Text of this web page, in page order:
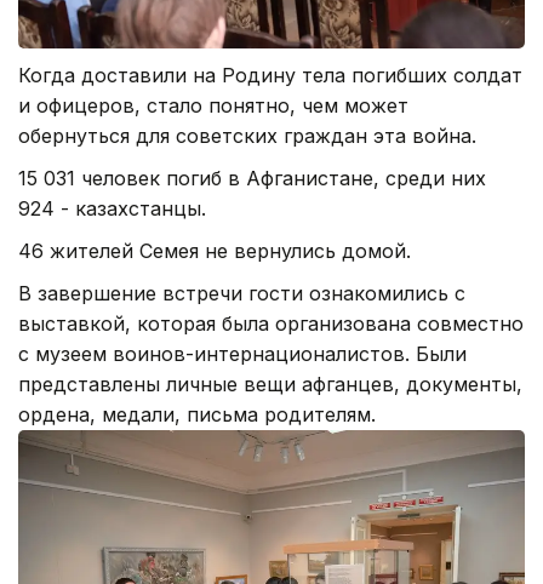
Когда доставили на Родину тела погибших солдат
и офицеров, стало понятно, чем может
обернуться для советских граждан эта война.
15 031 человек погиб в Афганистане, среди них
924 - казахстанцы.
46 жителей Семея не вернулись домой.
В завершение встречи гости ознакомились с
выставкой, которая была организована совместно
с музеем воинов-интернационалистов. Были
представлены личные вещи афганцев, документы,
ордена, медали, письма родителям.